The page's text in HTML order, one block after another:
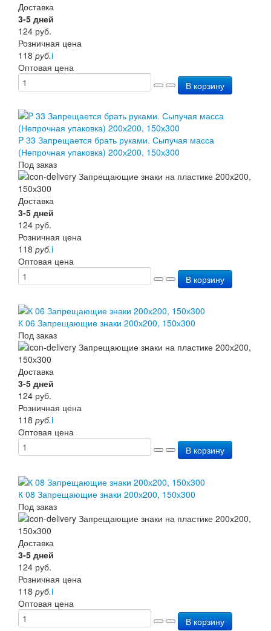
Доставка
3-5 дней
124 руб.
Розничная цена
118 руб.i
Оптовая цена
В корзину
P 33 Запрещается брать руками. Сыпучая масса
(Непрочная упаковка) 200х200, 150х300
Под заказ
Доставка
3-5 дней
124 руб.
Розничная цена
118 руб.i
Оптовая цена
В корзину
К 06 Запрещающие знаки 200х200, 150х300
Под заказ
Доставка
3-5 дней
124 руб.
Розничная цена
118 руб.i
Оптовая цена
В корзину
К 08 Запрещающие знаки 200х200, 150х300
Под заказ
Доставка
3-5 дней
124 руб.
Розничная цена
118 руб.i
Оптовая цена
В корзину